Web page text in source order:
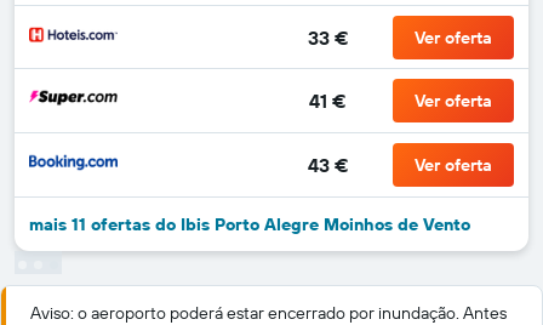
33 € Ver oferta
41 € Ver oferta
43 € Ver oferta
mais 11 ofertas do Ibis Porto Alegre Moinhos de Vento
Aviso: o aeroporto poderá estar encerrado por inundação. Antes